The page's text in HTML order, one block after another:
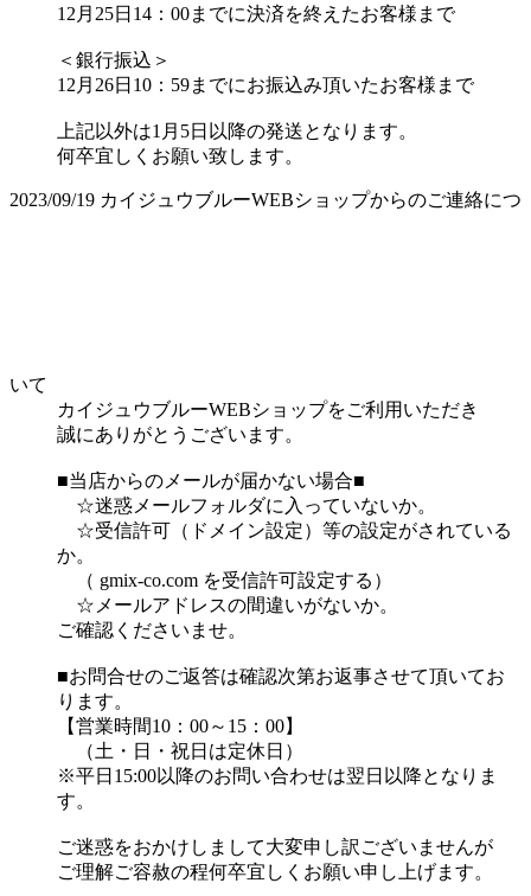
12月25日14：00までに決済を終えたお客様まで
＜銀行振込＞
12月26日10：59までにお振込み頂いたお客様まで
上記以外は1月5日以降の発送となります。
何卒宜しくお願い致します。
2023/09/19 カイジュウブルーWEBショップからのご連絡につ
いて
カイジュウブルーWEBショップをご利用いただき
誠にありがとうございます。
■当店からのメールが届かない場合■
☆迷惑メールフォルダに入っていないか。
☆受信許可（ドメイン設定）等の設定がされている
か。
（ gmix-co.com を受信許可設定する）
☆メールアドレスの間違いがないか。
ご確認くださいませ。
■お問合せのご返答は確認次第お返事させて頂いてお
ります。
【営業時間10：00～15：00】
（土・日・祝日は定休日）
※平日15:00以降のお問い合わせは翌日以降となりま
す。
ご迷惑をおかけしまして大変申し訳ございませんが
ご理解ご容赦の程何卒宜しくお願い申し上げます。